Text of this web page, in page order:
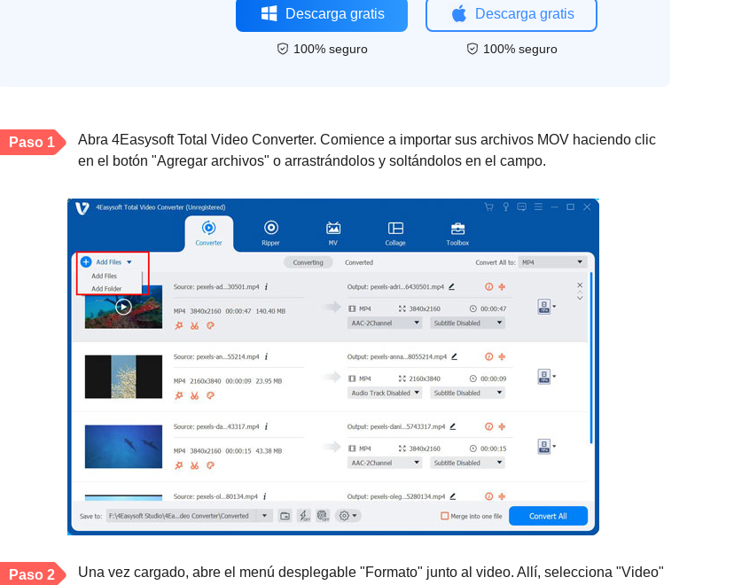
Descarga gratis
100% seguro
Descarga gratis
100% seguro
Paso 1
Abra 4Easysoft Total Video Converter. Comience a importar sus archivos MOV haciendo clic
en el botón "Agregar archivos" o arrastrándolos y soltándolos en el campo.
Paso 2
Una vez cargado, abre el menú desplegable "Formato" junto al video. Allí, selecciona "Video"